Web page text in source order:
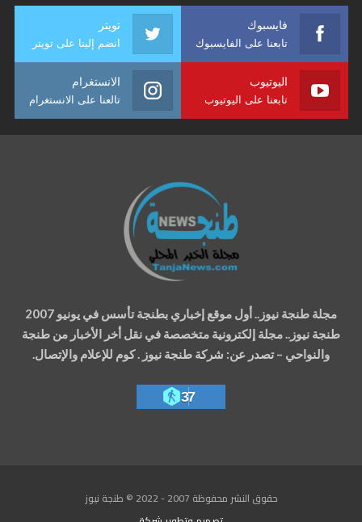
فايسبوك
تابعنا على الفايسبوك
تويتر
انضم إلينا على تويتر
اليوتيوب
تابعنا على اليوتيوب
الانستغرام
تالعنا على الانستغرام
مجلة طنجة نيوز.. أول موقع إخباري بطنجة تأسس في يونيو 2007
طنجة نيوز.. مجلة إلكترونية متخصصة في نقل أخر الأخبار من طنجة
والنواحي – تصدر عن: شركة طنجة نيوز . كوم للإعلام والإتصال.
37
حقوق النشر محفوظة 2007 - 2022 © طنجة نيوز